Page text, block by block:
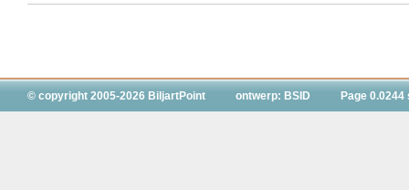
© copyright 2005-2026 BiljartPoint ontwerp: BSID Page 0.0244